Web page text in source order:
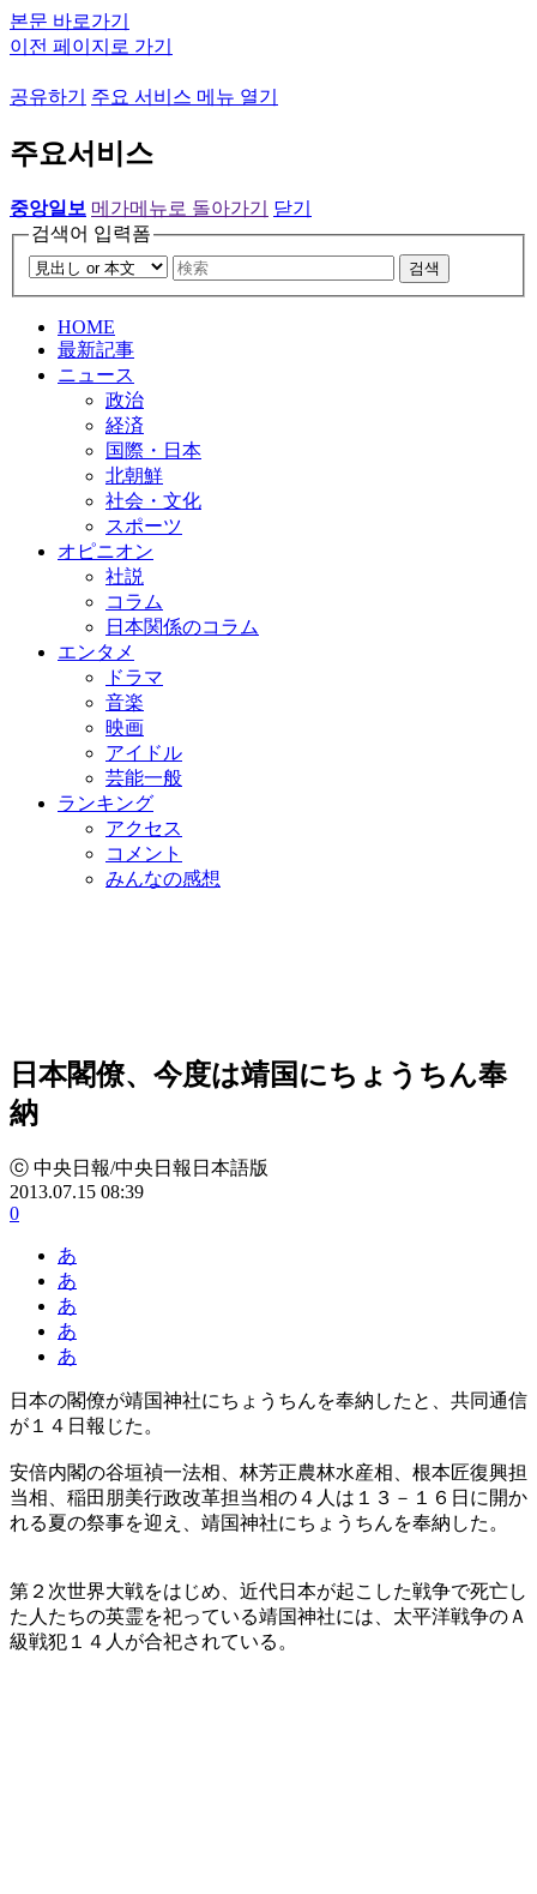
본문 바로가기
이전 페이지로 가기
공유하기 주요 서비스 메뉴 열기
주요서비스
중앙일보 메가메뉴로 돌아가기
닫기
검색어 입력폼
검색
HOME
最新記事
ニュース
政治
経済
国際・日本
北朝鮮
社会・文化
スポーツ
オピニオン
社説
コラム
日本関係のコラム
エンタメ
ドラマ
音楽
映画
アイドル
芸能一般
ランキング
アクセス
コメント
みんなの感想
日本閣僚、今度は靖国にちょうちん奉
納
ⓒ 中央日報/中央日報日本語版
2013.07.15 08:39
0
あ
あ
あ
あ
あ
日本の閣僚が靖国神社にちょうちんを奉納したと、共同通信
が１４日報じた。
安倍内閣の谷垣禎一法相、林芳正農林水産相、根本匠復興担
当相、稲田朋美行政改革担当相の４人は１３－１６日に開か
れる夏の祭事を迎え、靖国神社にちょうちんを奉納した。
第２次世界大戦をはじめ、近代日本が起こした戦争で死亡し
た人たちの英霊を祀っている靖国神社には、太平洋戦争のＡ
級戦犯１４人が合祀されている。